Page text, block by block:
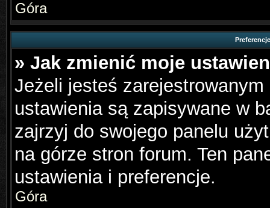
Góra
» Jak zmienić moje
Jeżeli jesteś
ustawienia są zapisywane w
zajrzyj do swojego panelu
na górze stron forum. Ten
ustawienia i preferencje.
Góra